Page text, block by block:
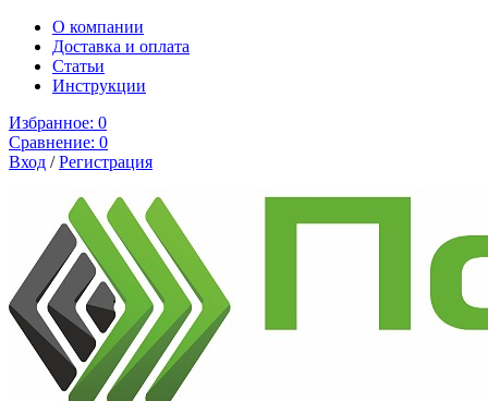
О компании
Доставка и оплата
Cтатьи
Инструкции
Избранное: 0
Сравнение: 0
Вход /Регистрация